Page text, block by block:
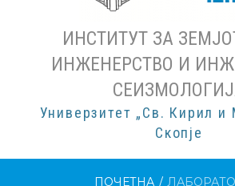
ИНСТИТУТ ЗА
ИНЖЕНЕРСТВО И
Универзитет „Св. Кирил и
Скопје
ПОЧЕТНА /